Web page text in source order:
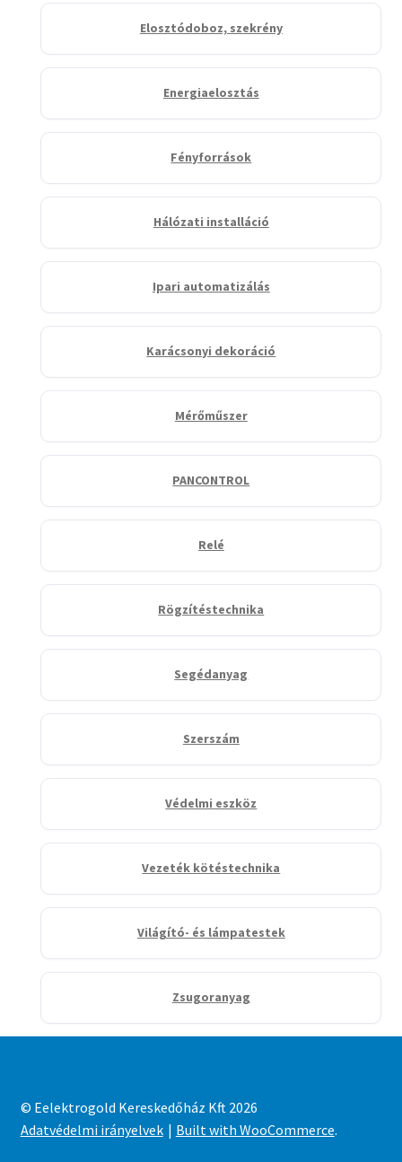
Elosztódoboz, szekrény
Energiaelosztás
Fényforrások
Hálózati installáció
Ipari automatizálás
Karácsonyi dekoráció
Mérőműszer
PANCONTROL
Relé
Rögzítéstechnika
Segédanyag
Szerszám
Védelmi eszköz
Vezeték kötéstechnika
Világító- és lámpatestek
Zsugoranyag
© Eelektrogold Kereskedőház Kft 2026
Adatvédelmi irányelvek
Built with WooCommerce.